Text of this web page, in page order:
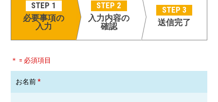
STEP 1
必要事項の
入力
STEP 2
入力内容の
確認
STEP 3
送信完了
＊ = 必須項目
お名前*